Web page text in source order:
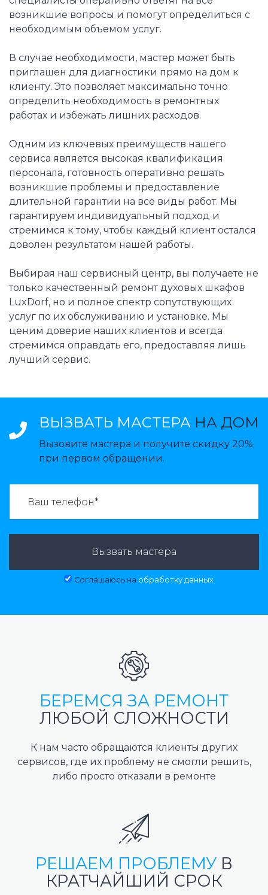
возникшие вопросы и помогут определиться с
необходимым объемом услуг.
В случае необходимости, мастер может быть
приглашен для диагностики прямо на дом к
клиенту. Это позволяет максимально точно
определить необходимость в ремонтных
работах и избежать лишних расходов.
Одним из ключевых преимуществ нашего
сервиса является высокая квалификация
персонала, готовность оперативно решать
возникшие проблемы и предоставление
длительной гарантии на все виды работ. Мы
гарантируем индивидуальный подход и
стремимся к тому, чтобы каждый клиент остался
доволен результатом нашей работы.
Выбирая наш сервисный центр, вы получаете не
только качественный ремонт духовых шкафов
LuxDorf, но и полное спектр сопутствующих
услуг по их обслуживанию и установке. Мы
ценим доверие наших клиентов и всегда
стремимся оправдать его, предоставляя лишь
лучший сервис.
ВЫЗВАТЬ МАСТЕРА НА ДОМ
Вызовите мастера и получите скидку 20%
при первом обращении.
Вызвать мастера
Соглашаюсь на обработку данных
БЕРЕМСЯ ЗА РЕМОНТ
ЛЮБОЙ СЛОЖНОСТИ
К нам часто обращаются клиенты других
сервисов, где их проблему не смогли решить,
либо просто отказали в ремонте
РЕШАЕМ ПРОБЛЕМУ В
КРАТЧАЙШИЙ СРОК